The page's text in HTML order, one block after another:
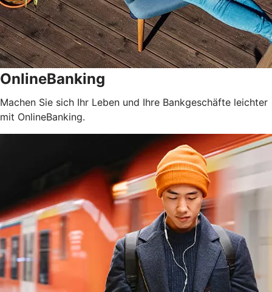
OnlineBanking
Machen Sie sich Ihr Leben und Ihre Bankgeschäfte leichter
mit OnlineBanking.